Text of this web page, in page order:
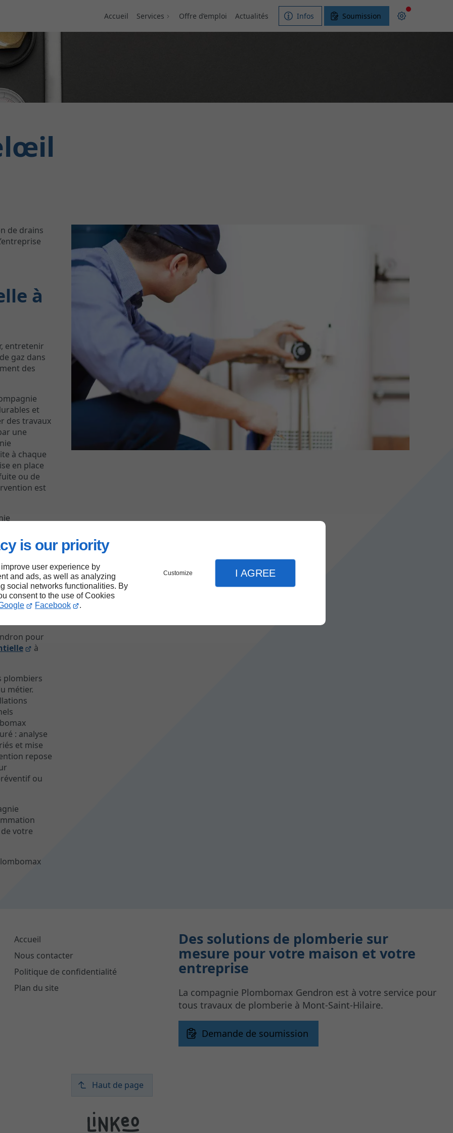
is our priority
user experience by
and ads, as well as analyzing
social networks functionalities. By
consent to the use of Cookies
Facebook .
Customize I AGREE
Accueil Services Offre d’emploi Actualités Infos Soumission
de drains
à
entretenir
gaz dans
des
et
des travaux
une
à chaque
en place
ou de
est
fiable et
pour
à
plombiers
métier.
: analyse
et mise
repose
ou
votre
Accueil
Nous contacter
Politique de confidentialité
Plan du site
Des solutions de plomberie sur
mesure pour votre maison et votre
entreprise
La compagnie Plombomax Gendron est à votre service pour
tous travaux de plomberie à Mont-Saint-Hilaire.
Demande de soumission
Haut de page